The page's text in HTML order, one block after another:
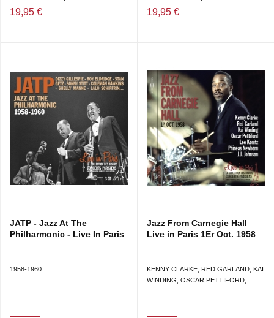
BLUEPORT • UTTER CHAOS.
DIRECTION ARTISTIQUE : GILLES PÉTARD ET MICHEL
19,95 € 19,95 €
JATP - Jazz At The
Philharmonic - Live In Paris
1958-1960
Jazz From Carnegie Hall
Live in Paris 1Er Oct. 1958
KENNY CLARKE, RED GARLAND, KAI
WINDING, OSCAR PETTIFORD,...